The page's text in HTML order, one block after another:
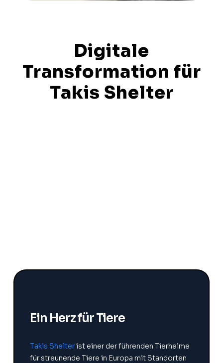
Digitale
Transformation für
Takis Shelter
Ein Herz für Tiere
Takis Shelterist einer der führenden Tierheime
für streunende Tiere in Europa mit Standorten